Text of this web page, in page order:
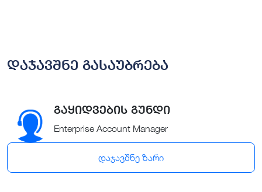
დაჯავშნე გასაუბრება
გაყიდვების გუნდი
Enterprise Account Manager
დაჯავშნე ზარი